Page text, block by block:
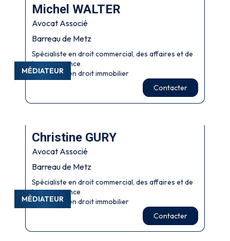
MÉDIATEUR
Michel WALTER
Avocat Associé
Barreau de Metz
Spécialiste en droit commercial, des affaires et de
la concurrence
Spécialiste en droit immobilier
Contacter
MÉDIATEUR
Christine GURY
Avocat Associé
Barreau de Metz
Spécialiste en droit commercial, des affaires et de
la concurrence
Spécialiste en droit immobilier
Contacter